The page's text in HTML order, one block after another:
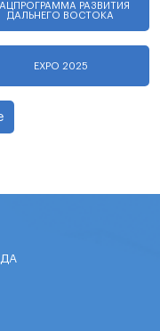
РАЗВИТИЯ
ДАЛЬНЕГО ВОСТОКА
EXPO 2025